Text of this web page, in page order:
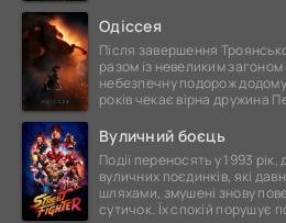
Одіссея
Після завершення
разом із невеликим
небезпечну подорож
років чекає вірна дружина
Вуличний боєць
Події переносять у 1993 рік,
вуличних поєдинків, які
шляхами, змушені знову
сутичок. Їх спокій порушує